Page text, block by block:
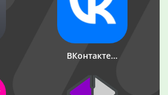
ВКонтакте: музыка, видео, чат